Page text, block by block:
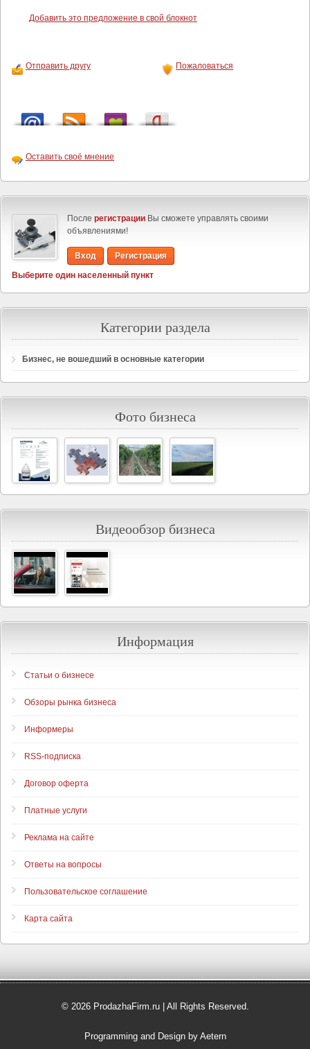
Добавить это предложение в свой блокнот
Отправить другу Пожаловаться
Оставить своё мнение
После регистрации Вы сможете управлять своими
объявлениями!
Вход
Регистрация
Выберите один населенный пункт
Категории раздела
Бизнес, не вошедший в основные категории
Фото бизнеса
Видеообзор бизнеса
Информация
Статьи о бизнесе
Обзоры рынка бизнеса
Информеры
RSS-подписка
Договор оферта
Платные услуги
Реклама на сайте
Ответы на вопросы
Пользовательское соглашение
Карта сайта
© 2026 ProdazhaFirm.ru | All Rights Reserved.
Programming and Design by Aetern